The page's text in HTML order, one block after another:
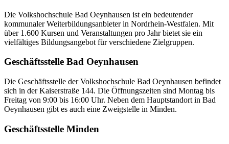
Die Volkshochschule Bad Oeynhausen ist ein bedeutender
kommunaler Weiterbildungsanbieter in Nordrhein-Westfalen. Mit
über 1.600 Kursen und Veranstaltungen pro Jahr bietet sie ein
vielfältiges Bildungsangebot für verschiedene Zielgruppen.
Geschäftsstelle Bad Oeynhausen
Die Geschäftsstelle der Volkshochschule Bad Oeynhausen befindet
sich in der Kaiserstraße 144. Die Öffnungszeiten sind Montag bis
Freitag von 9:00 bis 16:00 Uhr. Neben dem Hauptstandort in Bad
Oeynhausen gibt es auch eine Zweigstelle in Minden.
Geschäftsstelle Minden